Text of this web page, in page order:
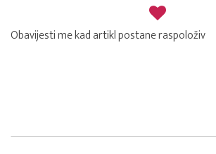
Obavijesti me kad artikl postane raspoloživ